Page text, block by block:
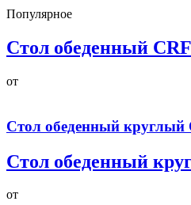
Популярное
Стол обеденный
от
Стол обеденный круглый
Стол обеденный
от